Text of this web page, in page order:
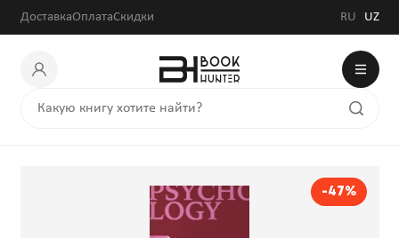
ДоставкаОплатаСкидки RU UZ
-47%